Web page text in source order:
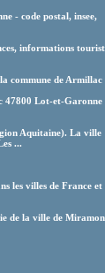
- code postal, insee,
informations
commune de Armillac
Lot-et-Garonne
Aquitaine). La ville
...
les villes de France et
de la ville de